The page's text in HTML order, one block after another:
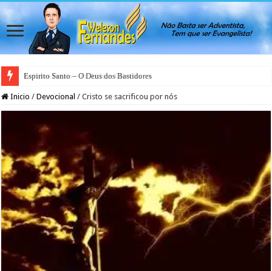
Espirito Santo – O Deus dos Bastidores
Inicio / Devocional / Cristo se sacrificou por nós